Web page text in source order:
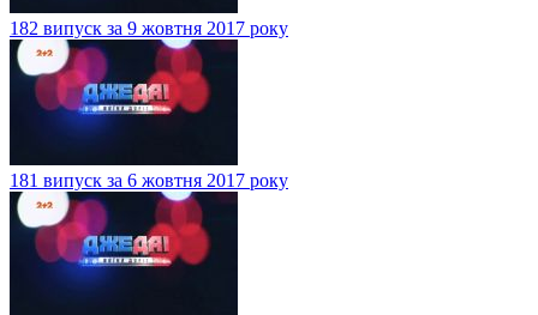
182 випуск за 9 жовтня 2017 року
181 випуск за 6 жовтня 2017 року